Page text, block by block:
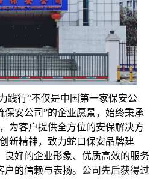
践行“不仅是中国第一家保安公
保安公司”的企业愿景，始终秉承
为客户提供全方位的安保解决方
新精神，致力蛇口保安品牌建
良好的企业形象、优质高效的服务
的信赖与表扬。 公司 先后获得过